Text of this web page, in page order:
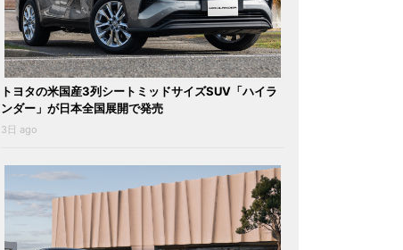
トヨタの米国産3列シートミッドサイズSUV「ハイラ
ンダー」が日本全国展開で発売
3日 ago